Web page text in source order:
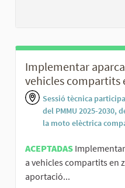
Implementar
vehicles compartits
Sessió tècnica
del PMMU 2025-2030,
la moto elèctrica
ACEPTADAS
a vehicles compartits en
aportació...